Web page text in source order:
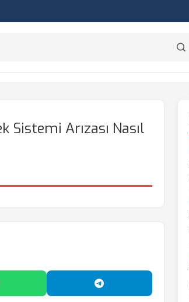
Arızası Nasıl
Paylaş Telegram'da Paylaş